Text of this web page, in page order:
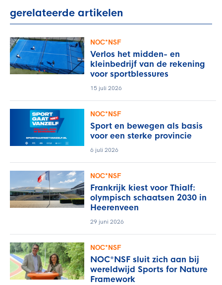
gerelateerde artikelen
NOC*NSF
Verlos het midden- en
kleinbedrijf van de rekening
voor sportblessures
15 juli 2026
NOC*NSF
Sport en bewegen als basis
voor een sterke provincie
6 juli 2026
NOC*NSF
Frankrijk kiest voor Thialf:
olympisch schaatsen 2030 in
Heerenveen
29 juni 2026
NOC*NSF
NOC*NSF sluit zich aan bij
wereldwijd Sports for Nature
Framework